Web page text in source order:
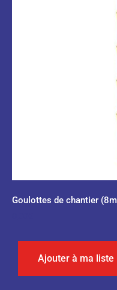
Goulottes de chantier
Ajouter à ma liste